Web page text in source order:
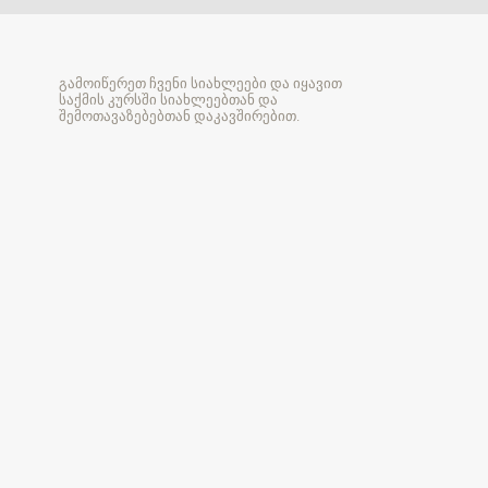
გამოიწერეთ ჩვენი სიახლეები და იყავით
საქმის კურსში სიახლეებთან და
შემოთავაზებებთან დაკავშირებით.